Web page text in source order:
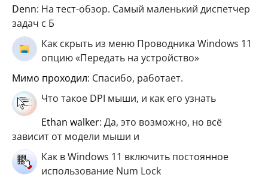
Denn: На тест-обзор. Самый маленький диспетчер
задач с Б
Как скрыть из меню Проводника Windows 11
опцию «Передать на устройство»
мимо проходил: Спасибо, работает.
Что такое DPI мыши, и как его узнать
ethan walker: Да, это возможно, но всё
зависит от модели мыши и
Как в Windows 11 включить постоянное
использование Num Lock